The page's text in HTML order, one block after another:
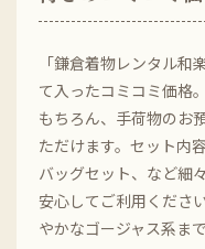
「鎌倉着物レンタル
て入ったコミコミ価格。
もちろん、手荷物のお
ただけます。セット内
バッグセット、など細
安心してご利用くださ
やかなゴージャス系ま